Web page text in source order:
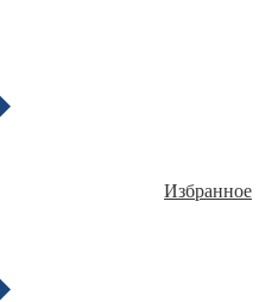
Избранное